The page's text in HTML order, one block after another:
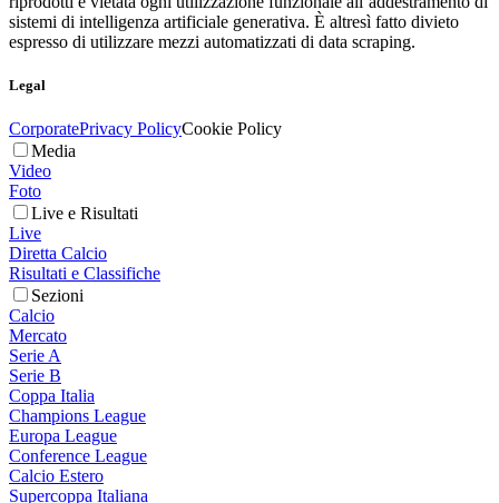
sistemi di intelligenza artificiale generativa. È altresì fatto divieto
espresso di utilizzare mezzi automatizzati di data scraping.
Legal
CorporatePrivacy PolicyCookie Policy
Media
Video
Foto
Live e Risultati
Live
Diretta Calcio
Risultati e Classifiche
Sezioni
Calcio
Mercato
Serie A
Serie B
Coppa Italia
Champions League
Europa League
Conference League
Calcio Estero
Supercoppa Italiana